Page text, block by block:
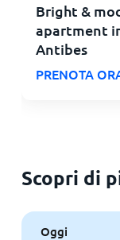
Bright &
apartment
Antibes
PRENOTA
Scopri di
Oggi